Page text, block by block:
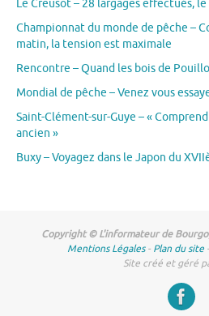
Le Creusot – 28 largages effectués,
Championnat du monde de pêche –
matin, la tension est maximale
Rencontre – Quand les bois de
Mondial de pêche – Venez vous
Saint-Clément-sur-Guye – «
ancien »
Buxy – Voyagez dans le Japon du
Copyright © L'informateur de
Mentions Légales- Plan du site -
Site créé et géré